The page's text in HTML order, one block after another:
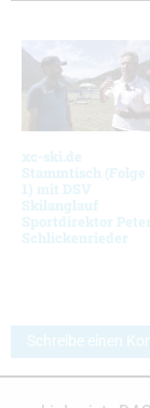
xc-ski.de
Stammtisch (Folge
1) mit DSV
Skilanglauf
Sportdirektor Peter
Schlickenrieder
Schreibe einen